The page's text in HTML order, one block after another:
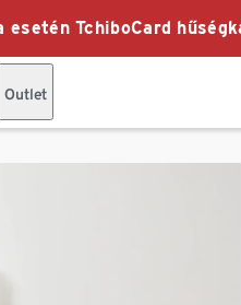
TchiboCard
Outlet